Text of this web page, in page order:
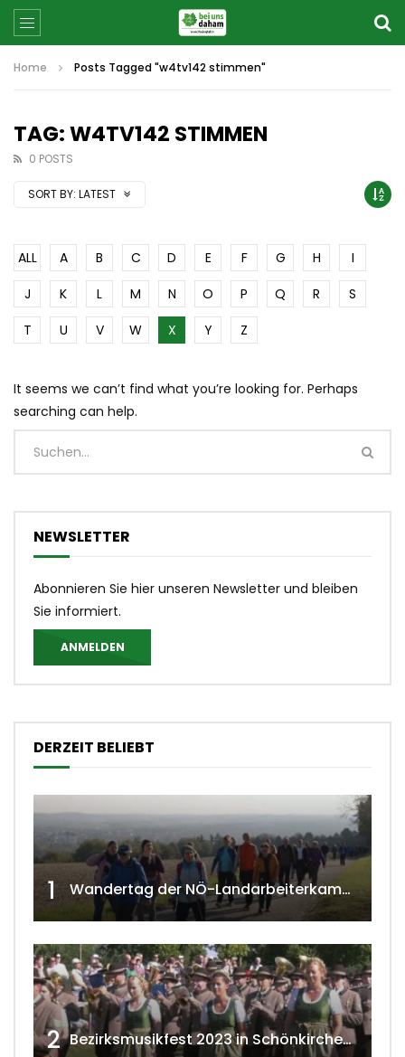
Home Posts Tagged "w4tv142 stimmen"
TAG: W4TV142 STIMMEN
0 POSTS
SORT BY: LATEST
ALL A B C D E F G H
I
J
K L M N O P Q R
S
T
U V W X Y Z
It seems we can’t find what you’re looking for. Perhaps
searching can help.
NEWSLETTER
Abonnieren Sie hier unseren Newsletter und bleiben
Sie informiert.
ANMELDEN
DERZEIT BELIEBT
1 Wandertag der NÖ-Landarbeiterkammer in Hollabrunn 2024
2 Bezirksmusikfest 2023 in Schönkirchen-Reyersdorf